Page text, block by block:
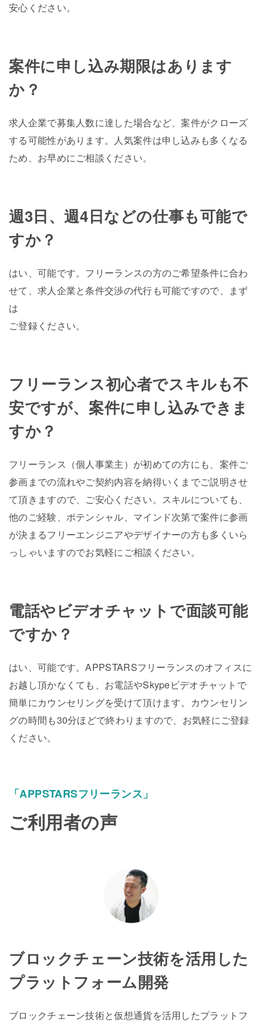
安心ください。
案件に申し込み期限はあります
か？
求人企業で募集人数に達した場合など、案件がクローズ
する可能性があります。人気案件は申し込みも多くなる
ため、お早めにご相談ください。
週3日、週4日などの仕事も可能で
すか？
はい、可能です。フリーランスの方のご希望条件に合わ
せて、求人企業と条件交渉の代行も可能ですので、まず
は
ご登録ください。
フリーランス初心者でスキルも不
安ですが、案件に申し込みできま
すか？
フリーランス（個人事業主）が初めての方にも、案件ご
参画までの流れやご契約内容を納得いくまでご説明させ
て頂きますので、ご安心ください。スキルについても、
他のご経験、ポテンシャル、マインド次第で案件に参画
が決まるフリーエンジニアやデザイナーの方も多くいら
っしゃいますのでお気軽にご相談ください。
電話やビデオチャットで面談可能
ですか？
はい、可能です。APPSTARSフリーランスのオフィスに
お越し頂かなくても、お電話やSkypeビデオチャットで
簡単にカウンセリングを受けて頂けます。カウンセリン
グの時間も30分ほどで終わりますので、お気軽にご登録
ください。
「APPSTARSフリーランス」
ご利用者の声
ブロックチェーン技術を活用した
プラットフォーム開発
ブロックチェーン技術と仮想通貨を活用したプラットフ